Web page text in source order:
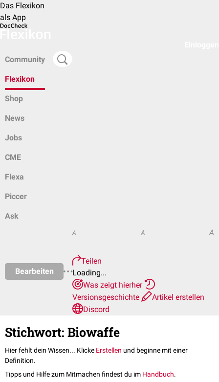
Das Flexikon
als App
Community
Flexikon
Shop
News
Jobs
CME
Flexa
Piccer
Ask
Bearbeiten
A A A
Teilen
Loading...
Was zeigt hierher
Versionsgeschichte
Artikel erstellen
Discord
Stichwort: Biowaffe
Hier fehlt dein Wissen... Klicke Erstellen und beginne mit einer
Definition.
Tipps und Hilfe zum Mitmachen findest du im Handbuch.